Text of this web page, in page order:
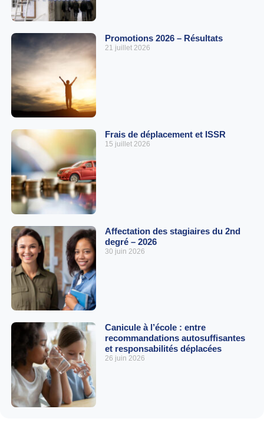
Promotions 2026 – Résultats
21 juillet 2026
Frais de déplacement et ISSR
15 juillet 2026
Affectation des stagiaires du 2nd
degré – 2026
30 juin 2026
Canicule à l’école : entre
recommandations autosuffisantes
et responsabilités déplacées
26 juin 2026